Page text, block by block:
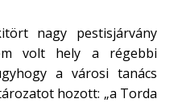
nagy pestisjárvány
volt hely a régebbi
a városi tanács
hozott: „a Torda